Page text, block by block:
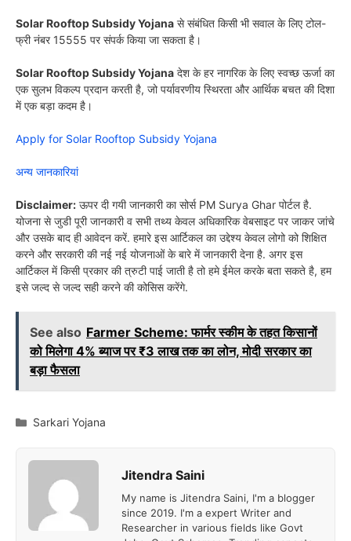
Solar Rooftop Subsidy Yojana से संबंधित किसी भी सवाल के लिए टोल-
फ्री नंबर 15555 पर संपर्क किया जा सकता है।
Solar Rooftop Subsidy Yojana देश के हर नागरिक के लिए स्वच्छ ऊर्जा का
एक सुलभ विकल्प प्रदान करती है, जो पर्यावरणीय स्थिरता और आर्थिक बचत की दिशा
में एक बड़ा कदम है।
Apply for Solar Rooftop Subsidy Yojana
अन्य जानकारियां
Disclaimer: ऊपर दी गयी जानकारी का सोर्स PM Surya Ghar पोर्टल है.
योजना से जुडी पूरी जानकारी व सभी तथ्य केवल अधिकारिक वेबसाइट पर जाकर जांचे
और उसके बाद ही आवेदन करें. हमारे इस आर्टिकल का उद्देश्य केवल लोगो को शिक्षित
करने और सरकारी की नई नई योजनाओं के बारे में जानकारी देना है. अगर इस
आर्टिकल में किसी प्रकार की त्रुटी पाई जाती है तो हमे ईमेल करके बता सकते है, हम
इसे जल्द से जल्द सही करने की कोसिस करेंगे.
See also Farmer Scheme: फार्मर स्कीम के तहत किसानों
को मिलेगा 4% ब्याज पर ₹3 लाख तक का लोन, मोदी सरकार का
बड़ा फैसला
Categories
Sarkari Yojana
Jitendra Saini
My name is Jitendra Saini, I'm a blogger
since 2019. I'm a expert Writer and
Researcher in various fields like Govt